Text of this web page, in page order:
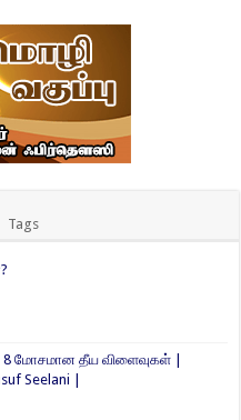
Tags
மோசமான தீய விளைவுகள் |
Seelani |